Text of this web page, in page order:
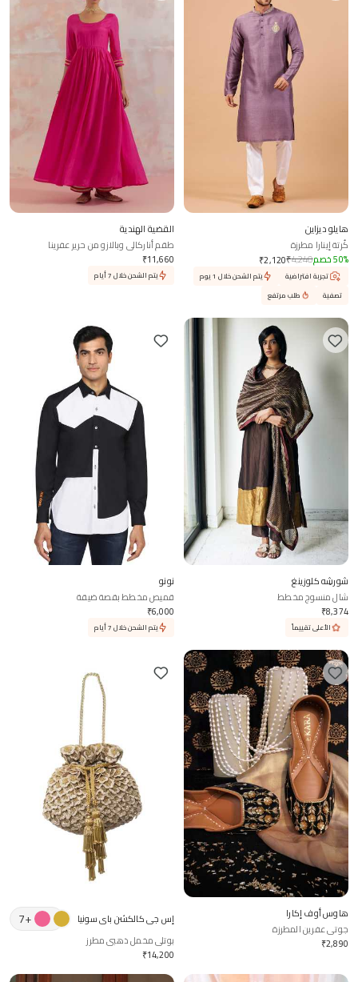
هايلو ديزاين
كُرتة إينارا مطرزة
₹2,120₹4,240 50% خصم
تجربة افتراضية
يتم الشحن خلال 1 يوم
تصفية
طلب مرتفع
القضية الهندية
طقم أناركالي وبالازو من حرير عفرينا
₹11,660
يتم الشحن خلال 7 أيام
شورشِه كلوزينغ
شال منسوج مخطط
₹8,374
الأعلى تقييماً
نونو
قميص مخطط بقصة ضيقة
₹6,000
يتم الشحن خلال 7 أيام
هاوس أوف إكارا
جوتي عفرين المطرزة
₹2,890
إس جي كالكشن باي سونيا
+
7
بوتلي مخمل ذهبي مطرز
₹14,200